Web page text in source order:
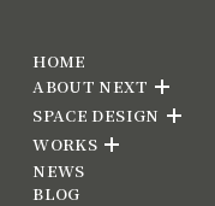
HOME
ABOUT NEXT
SPACE DESIGN
WORKS
NEWS
BLOG